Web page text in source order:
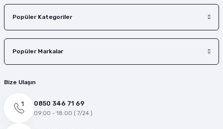
Popüler Kategoriler
Popüler Markalar
Bize Ulaşın
0850 346 71 69
09:00 - 18:00 ( 7/24 )